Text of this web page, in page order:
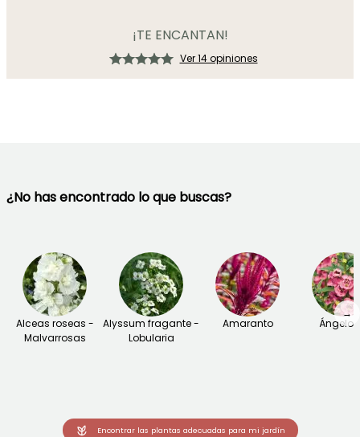
¡TE ENCANTAN!
Ver 14 opiniones
¿No has encontrado lo que buscas?
Alceas roseas -
Malvarrosas
Alyssum fragante -
Lobularia
Amaranto
→
Encontrar las plantas adecuadas para mi jardín